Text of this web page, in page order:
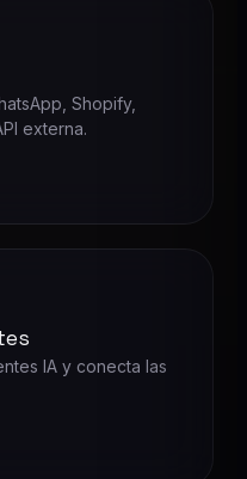
Shopify,
externa.
IA y conecta las